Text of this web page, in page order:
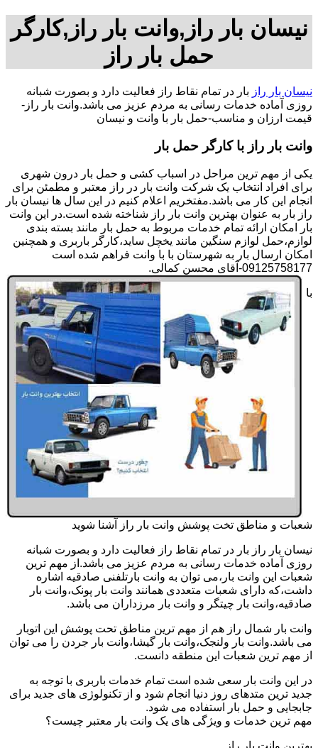
نیسان بار راز,وانت بار راز,کارگر
حمل بار راز
نیسان بار راز بار در تمام نقاط راز فعالیت دارد و بصورت شبانه
روزی آماده خدمات رسانی به مردم عزیز می باشد.وانت بار راز-
قیمت ارزان و مناسب-حمل بار با وانت و نیسان
وانت بار راز با کارگر حمل بار
یکی از مهم ترین مراحل در اسباب کشی و حمل بار درون شهری
برای افراد انتخاب یک شرکت وانت بار در راز معتبر و مطمئن برای
انجام این کار می باشد.مفتخریم اعلام کنیم در این سال ها نیسان بار
راز بار به عنوان بهترین وانت بار راز شناخته شده است.در این وانت
بار امکان ارائه تمام خدمات مربوط به حمل بار مانند بسته بندی
لوازم،حمل لوازم سنگین مانند یخچل ساید،کارگر باربری و همچنین
امکان ارسال بار به شهرستان با با وانت فراهم شده است
09125758177-آقای محسن کمالی.
با
شعبات و مناطق تخت پوشش وانت بار راز آشنا شوید
نیسان بار راز بار در تمام نقاط راز فعالیت دارد و بصورت شبانه
روزی آماده خدمات رسانی به مردم عزیز می باشد.از مهم ترین
شعبات این وانت بار،می توان به وانت بارتلفنی صادقیه اشاره
داشت،که دارای شعبات متعددی همانند وانت بار پونک،وانت بار
صادقیه،وانت بار چیتگر و وانت بار مرزداران می باشد.
وانت بار شمال راز هم از مهم ترین مناطق تحت پوشش این اتوبار
می باشد.وانت بار ولنجک،وانت بار گیشا،وانت بار جردن را می توان
از مهم ترین شعبات این منطقه دانست.
در این وانت بار سعی شده است تمام خدمات باربری با توجه به
جدید ترین متدهای روز دنیا انجام شود و از تکنولوژی های جدید برای
جابجایی و حمل بار استفاده می شود.
مهم ترین خدمات و ویژگی های یک وانت بار معتبر چیست؟